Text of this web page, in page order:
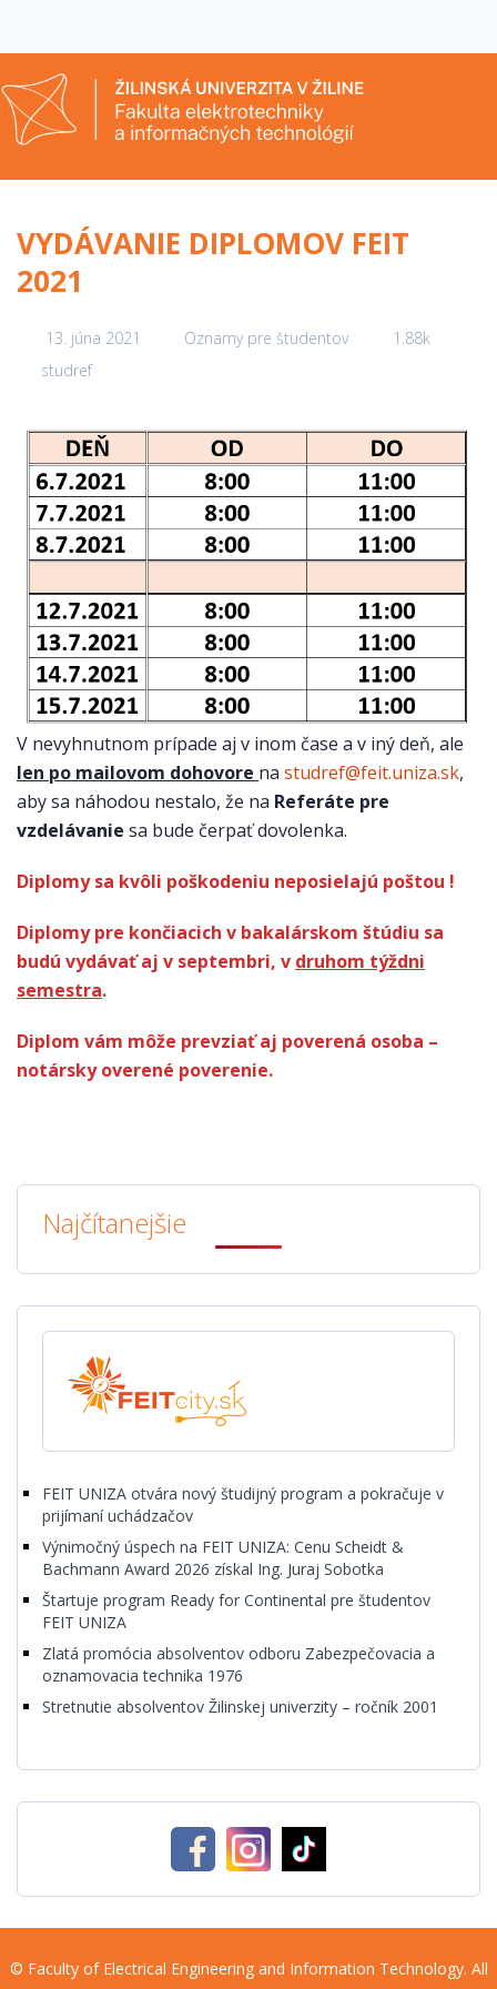
VYDÁVANIE DIPLOMOV FEIT
2021
13. júna 2021 Oznamy pre študentov
1.88k
studref
V nevyhnutnom prípade aj v inom čase a v iný deň, ale
len po mailovom dohovore na studref@feit.uniza.sk,
aby sa náhodou nestalo, že na Referáte pre
vzdelávanie sa bude čerpať dovolenka.
Diplomy sa kvôli poškodeniu neposielajú poštou !
Diplomy pre končiacich v bakalárskom štúdiu sa
budú vydávať aj v septembri, v druhom týždni
semestra.
Diplom vám môže prevziať aj poverená osoba –
notársky overené poverenie.
Najčítanejšie
FEIT UNIZA otvára nový študijný program a pokračuje v
prijímaní uchádzačov
Výnimočný úspech na FEIT UNIZA: Cenu Scheidt &
Bachmann Award 2026 získal Ing. Juraj Sobotka
Štartuje program Ready for Continental pre študentov
FEIT UNIZA
Zlatá promócia absolventov odboru Zabezpečovacia a
oznamovacia technika 1976
Stretnutie absolventov Žilinskej univerzity – ročník 2001
© Faculty of Electrical Engineering and Information Technology. All